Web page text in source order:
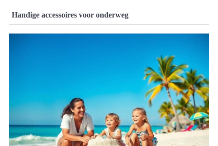
Handige accessoires voor onderweg